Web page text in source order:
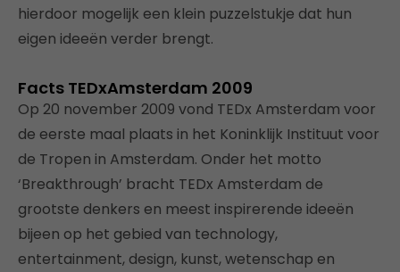
hierdoor mogelijk een klein puzzelstukje dat hun
eigen ideeën verder brengt.
Facts TEDxAmsterdam 2009
Op 20 november 2009 vond TEDx Amsterdam voor
de eerste maal plaats in het Koninklijk Instituut voor
de Tropen in Amsterdam. Onder het motto
‘Breakthrough’ bracht TEDx Amsterdam de
grootste denkers en meest inspirerende ideeën
bijeen op het gebied van technology,
entertainment, design, kunst, wetenschap en